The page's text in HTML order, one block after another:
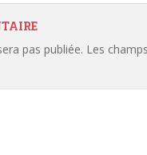
pas publiée. Les